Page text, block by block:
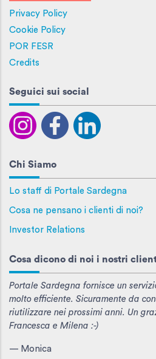
Privacy Policy
Cookie Policy
POR FESR
Credits
Seguici sui social
Chi Siamo
Lo staff di Portale Sardegna
Cosa ne pensano i clienti di noi?
Investor Relations
Cosa dicono di noi i nostri
Portale Sardegna fornisce un
molto efficiente. Sicuramente da
riutilizzare nei prossimi anni. Un
Francesca e Milena :-)
— Monica